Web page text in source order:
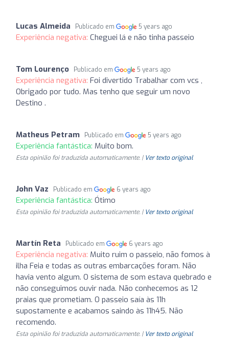
Lucas Almeida Publicado em 5 years ago
Experiência negativa: Cheguei lá e não tinha passeio
Tom Lourenço Publicado em 5 years ago
Experiência negativa: Foi divertido Trabalhar com vcs ,
Obrigado por tudo. Mas tenho que seguir um novo
Destino .
Matheus Petram Publicado em 5 years ago
Experiência fantástica: Muito bom.
Esta opinião foi traduzida automaticamente. | Ver texto original
John Vaz Publicado em 6 years ago
Experiência fantástica: Ótimo
Esta opinião foi traduzida automaticamente. | Ver texto original
Martín Reta Publicado em 6 years ago
Experiência negativa: Muito ruim o passeio, não fomos à
ilha Feia e todas as outras embarcações foram. Não
havia vento algum. O sistema de som estava quebrado e
não conseguimos ouvir nada. Não conhecemos as 12
praias que prometiam. O passeio saía às 11h
supostamente e acabamos saindo às 11h45. Não
recomendo.
Esta opinião foi traduzida automaticamente. | Ver texto original